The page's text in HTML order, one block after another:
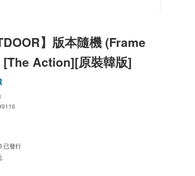
】版本隨機 (Frame
Action][原裝韓版]
已發行